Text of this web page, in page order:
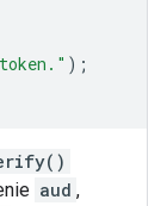
);
aud ,